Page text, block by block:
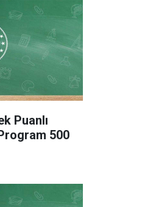
Puanlı
500